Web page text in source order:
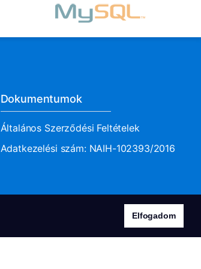
Elfogadom
Dokumentumok
Általános Szerződési Feltételek
Adatkezelési szám: NAIH-102393/2016